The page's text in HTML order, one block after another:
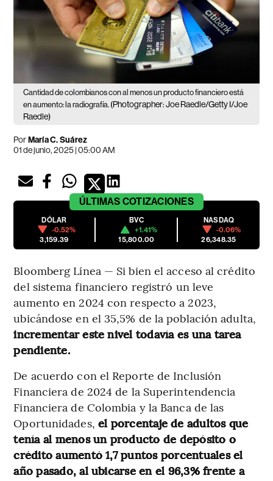
Cantidad de colombianos con al menos un producto financiero está
en aumento: la radiografía. (Photographer: Joe Raedle/Getty I/Joe
Raedle)
PorMaría C. Suárez
01 de junio, 2025 | 05:00 AM
ÚLTIMAS COTIZACIONES
DÓLAR
-0.52%
3,159.39
BVC
+1.41%
15,800.00
NASDAQ
-0.06%
26,348.35
Bloomberg Línea — Si bien el acceso al crédito
del sistema financiero registró un leve
aumento en 2024 con respecto a 2023,
ubicándose en el 35,5% de la población adulta,
incrementar este nivel todavía es una tarea
pendiente.
De acuerdo con el Reporte de Inclusión
Financiera de 2024 de la Superintendencia
Financiera de Colombia y la Banca de las
Oportunidades, el porcentaje de adultos que
tenía al menos un producto de depósito o
crédito aumentó 1,7 puntos porcentuales el
año pasado, al ubicarse en el 96,3% frente a